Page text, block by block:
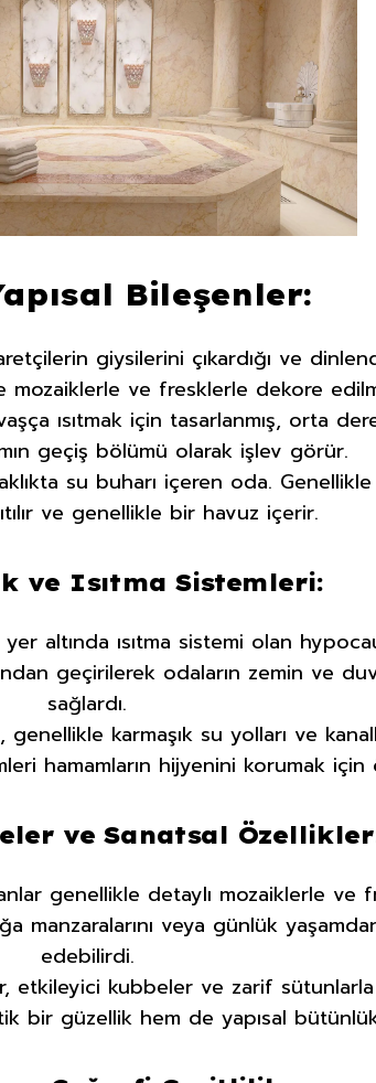
Bileşenler:
giysilerini çıkardığı ve
mozaiklerle ve fresklerle dekore
ısıtmak için tasarlanmış, orta
geçiş bölümü olarak işlev görür.
su buharı içeren oda.
ve genellikle bir havuz içerir.
ve Isıtma Sistemleri:
altında ısıtma sistemi olan
geçirilerek odaların zemin ve
sağlardı.
karmaşık su yolları ve
hamamların hijyenini korumak için
ve Sanatsal
genellikle detaylı mozaiklerle ve
manzaralarını veya günlük
edebilirdi.
etkileyici kubbeler ve zarif sütunlarla
bir güzellik hem de yapısal